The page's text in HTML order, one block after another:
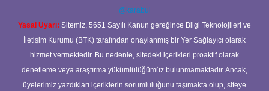
@karabul
Yasal Uyarı: Sitemiz, 5651 Sayılı Kanun gereğince Bilgi Teknolojileri ve
İletişim Kurumu (BTK) tarafından onaylanmış bir Yer Sağlayıcı olarak
hizmet vermektedir. Bu nedenle, sitedeki içerikleri proaktif olarak
denetleme veya araştırma yükümlülüğümüz bulunmamaktadır. Ancak,
üyelerimiz yazdıkları içeriklerin sorumluluğunu taşımakta olup, siteye